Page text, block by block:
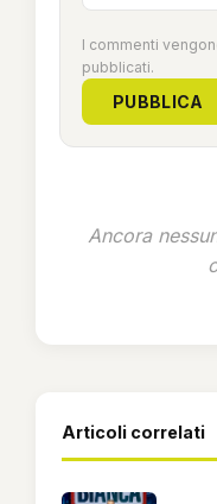
I commenti
pubblicati.
PUBBLICA
Ancora
Articoli correlati